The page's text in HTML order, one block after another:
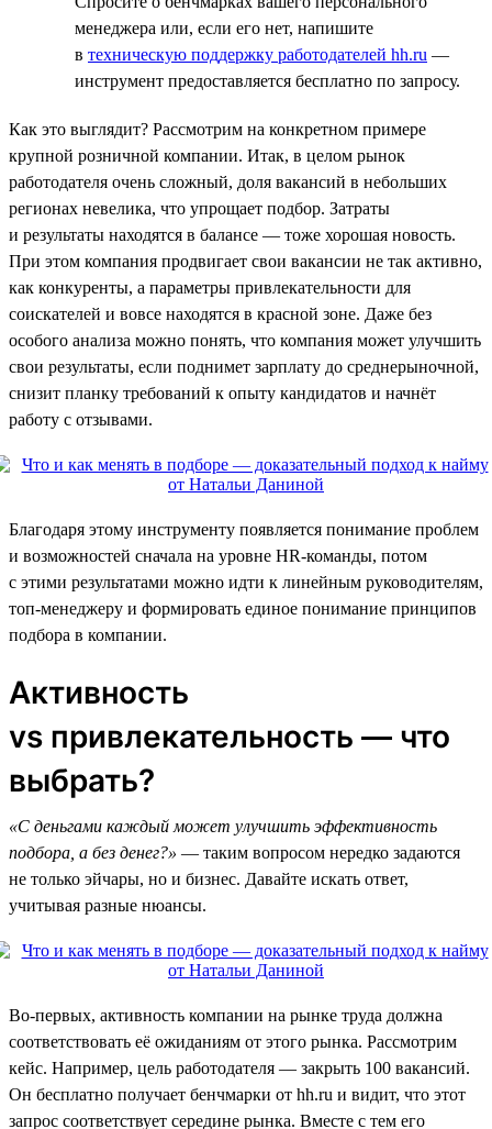
менеджера или, если его нет, напишите
в техническую поддержку работодателей hh.ru —
инструмент предоставляется бесплатно по запросу.
Как это выглядит? Рассмотрим на конкретном примере
крупной розничной компании. Итак, в целом рынок
работодателя очень сложный, доля вакансий в небольших
регионах невелика, что упрощает подбор. Затраты
и результаты находятся в балансе — тоже хорошая новость.
При этом компания продвигает свои вакансии не так активно,
как конкуренты, а параметры привлекательности для
соискателей и вовсе находятся в красной зоне. Даже без
особого анализа можно понять, что компания может улучшить
свои результаты, если поднимет зарплату до среднерыночной,
снизит планку требований к опыту кандидатов и начнёт
работу с отзывами.
Благодаря этому инструменту появляется понимание проблем
и возможностей сначала на уровне HR-команды, потом
с этими результатами можно идти к линейным руководителям,
топ-менеджеру и формировать единое понимание принципов
подбора в компании.
Активность
vs привлекательность — что
выбрать?
«С деньгами каждый может улучшить эффективность
подбора, а без денег?» — таким вопросом нередко задаются
не только эйчары, но и бизнес. Давайте искать ответ,
учитывая разные нюансы.
Во-первых, активность компании на рынке труда должна
соответствовать её ожиданиям от этого рынка. Рассмотрим
кейс. Например, цель работодателя — закрыть 100 вакансий.
Он бесплатно получает бенчмарки от hh.ru и видит, что этот
запрос соответствует середине рынка. Вместе с тем его